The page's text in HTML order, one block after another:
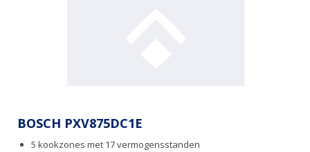
BOSCH PXV875DC1E
5 kookzones met 17 vermogensstanden